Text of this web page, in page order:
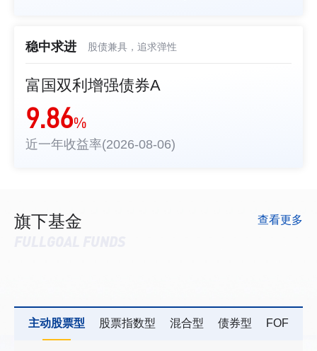
稳中求进 股债兼具，追求弹性
富国双利增强债券A
9.86%
近一年收益率(2026-08-06)
旗下基金 查看更多
主动股票型 股票指数型 混合型 债券型 FOF